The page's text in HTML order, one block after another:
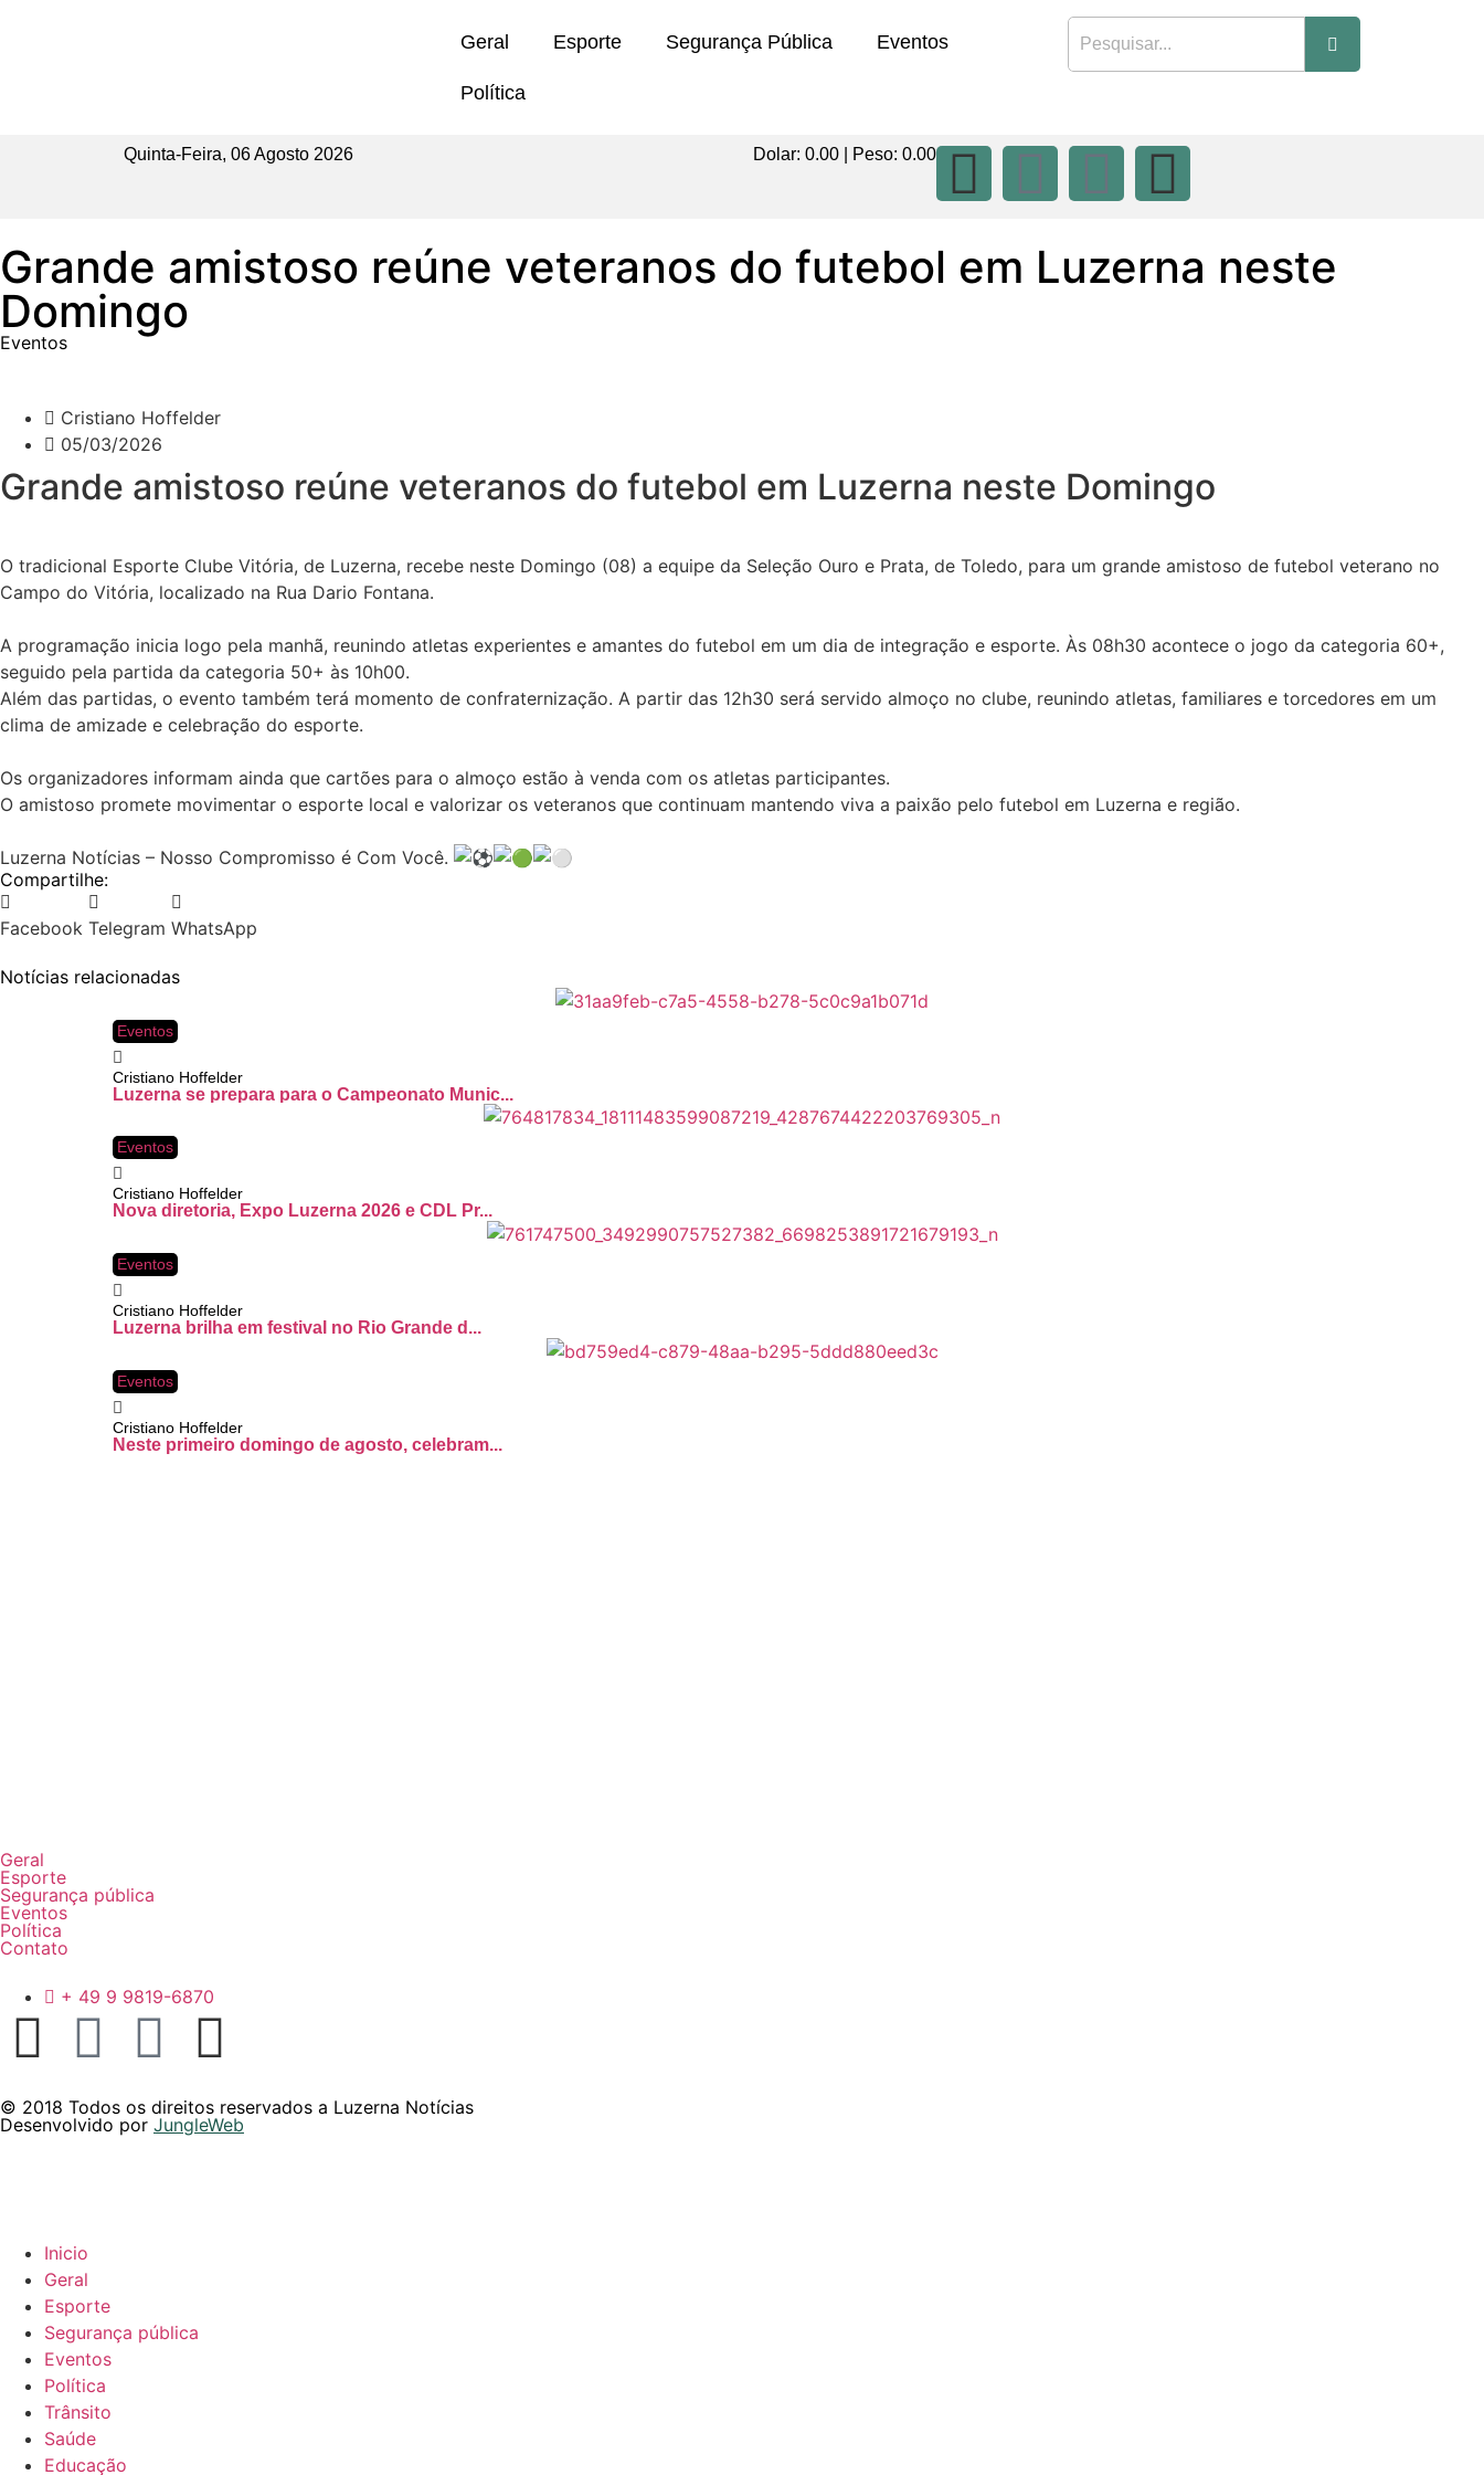
Geral Esporte Segurança Pública Eventos
Política
Quinta-Feira, 06 Agosto 2026 Dolar: 0.00 | Peso: 0.00
Grande amistoso reúne veteranos do futebol em Luzerna neste
Domingo
Eventos
Cristiano Hoffelder
05/03/2026
Grande amistoso reúne veteranos do futebol em Luzerna neste Domingo
O tradicional Esporte Clube Vitória, de Luzerna, recebe neste Domingo (08) a equipe da Seleção Ouro e Prata, de Toledo, para um grande amistoso de futebol veterano no
Campo do Vitória, localizado na Rua Dario Fontana.
A programação inicia logo pela manhã, reunindo atletas experientes e amantes do futebol em um dia de integração e esporte. Às 08h30 acontece o jogo da categoria 60+,
seguido pela partida da categoria 50+ às 10h00.
Além das partidas, o evento também terá momento de confraternização. A partir das 12h30 será servido almoço no clube, reunindo atletas, familiares e torcedores em um
clima de amizade e celebração do esporte.
Os organizadores informam ainda que cartões para o almoço estão à venda com os atletas participantes.
O amistoso promete movimentar o esporte local e valorizar os veteranos que continuam mantendo viva a paixão pelo futebol em Luzerna e região.
Luzerna Notícias – Nosso Compromisso é Com Você.
Compartilhe:
Facebook Telegram WhatsApp
Notícias relacionadas
Eventos
Cristiano Hoffelder
Luzerna se prepara para o Campeonato Munic...
Eventos
Cristiano Hoffelder
Nova diretoria, Expo Luzerna 2026 e CDL Pr...
Eventos
Cristiano Hoffelder
Luzerna brilha em festival no Rio Grande d...
Eventos
Cristiano Hoffelder
Neste primeiro domingo de agosto, celebram...
Geral
Esporte
Segurança pública
Eventos
Política
Contato
+ 49 9 9819-6870
© 2018 Todos os direitos reservados a Luzerna Notícias
Desenvolvido por JungleWeb
Inicio
Geral
Esporte
Segurança pública
Eventos
Política
Trânsito
Saúde
Educação